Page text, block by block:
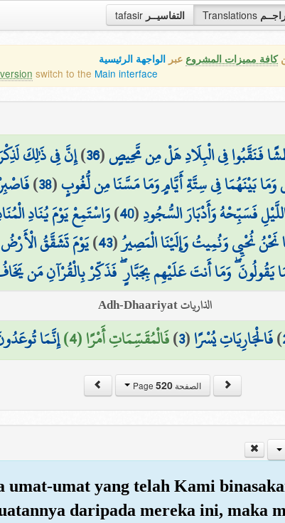
tafasir التفاسيــر Translations
كافة مميزات المشروع عبر الواجهة الرئيسية
switch to the Main interface
فَنَقَّبُوا فِي الْبِلَادِ هَلْ مِن مَّحِيصٍ(
36
)إِنَّ فِي ذَٰلِكَ
بَيْنَهُمَا فِي سِتَّةِ أَيَّامٍ وَمَا مَسَّنَا مِن لُّغُوبٍ(
38
)
فَسَبِّحْهُ وَأَدْبَارَ السُّجُودِ(
40
)وَاسْتَمِعْ يَوْمَ يُنَادِ
نَحْنُ نُحْيِي وَنُمِيتُ وَإِلَيْنَا الْمَصِيرُ(
43
)يَوْمَ تَشَقَّقُ
يَقُولُونَ ۖ وَمَا أَنتَ عَلَيْهِم بِجَبَّارٍ ۖ فَذَكِّرْ بِالْقُرْآنِ مَن
الذاريات Adh-Dhaariyat
)فَالْجَارِيَاتِ يُسْرًا(
3
)فَالْمُقَسِّمَاتِ أَمْرًا (4) إِنَّمَا
الصفحة Page520
umat-umat yang telah Kami
daripada mereka ini, maka